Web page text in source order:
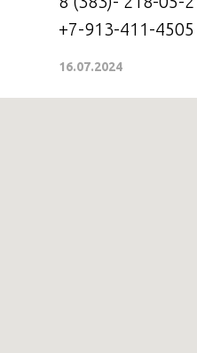
+7-913-411-
16.07.2024